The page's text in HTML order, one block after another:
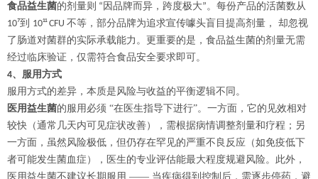
食品益生菌的剂量则 “ 因品牌而异，跨度极大”。每份产品的活菌数从
10⁷到 10¹¹ CFU 不等，部分品牌为追求宣传噱头盲目提高剂量，
却忽视
了肠道对菌群的实际承载能力。更重要的是，食品益生菌的剂量无需
经过临床验证，仅需符合食品安全要求即可。
4、 服用方式
服用方式的差异，本质是风险与收益的平衡逻辑不同。
医用益生菌的服用必须 “在医生指导下进行”。一方面，它的见效相对
较快（通常几天内可见症状改善），需根据病情调整剂量和疗程；另
一方面，虽然风险极低，但仍存在罕见的严重不良反应（如免疫低下
者可能发生菌血症），医生的专业评估能最大程度规避风险。此外，
医用益生菌不建议长期服用 —— 当疾病得到控制后，需逐步停药，避